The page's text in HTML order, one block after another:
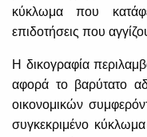
κύκλωμα που
επιδοτήσεις που
Η δικογραφία
αφορά το βαρύτατο
οικονομικών
συγκεκριμένο κύκλωμα